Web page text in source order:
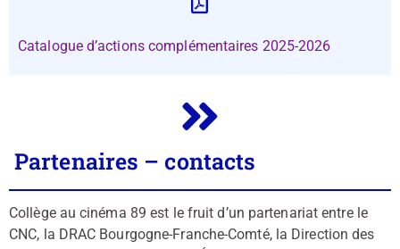
Catalogue d’actions complémentaires 2025-2026
Partenaires – contacts
Collège au cinéma 89 est le fruit d’un partenariat entre le
CNC, la DRAC Bourgogne-Franche-Comté, la Direction des